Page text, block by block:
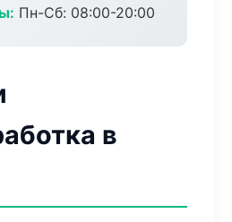
Пн-Сб: 08:00-20:00
в